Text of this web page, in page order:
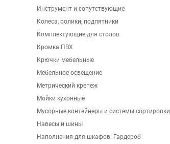
Инструмент и сопутствующие
Колеса, ролики, подпятники
Комплектующие для столов
Кромка ПВХ
Крючки мебельные
Мебельное освещение
Метрический крепеж
Мойки кухонные
Мусорные контейнеры и системы сортировки
Навесы и шины
Наполнения для шкафов. Гардероб